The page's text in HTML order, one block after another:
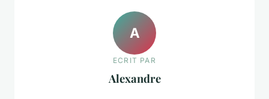
A
ECRIT PAR
Alexandre